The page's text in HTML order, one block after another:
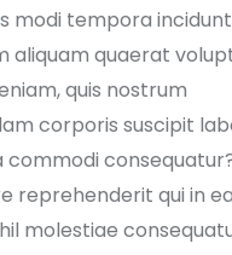
modi tempora
aliquam quaerat
quis nostrum
corporis suscipit
commodi
reprehenderit qui in
molestiae